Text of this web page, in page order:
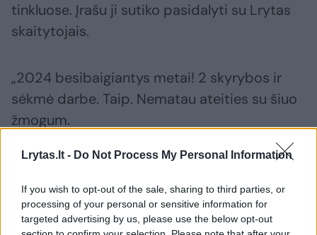
Lrytas.lt - Do Not Process My Personal Information
If you wish to opt-out of the sale, sharing to third parties, or
processing of your personal or sensitive information for
targeted advertising by us, please use the below opt-out
tinkluose. Įrašu ji sutiko pasidalyti su Lrytas
skaitytojais.
„2024 besibaigiantys metai! 2 skyrybos ir
sėkmė darbe. Taip. Nematau ateities su šiuo
žmogum.
Susiję straipsniai